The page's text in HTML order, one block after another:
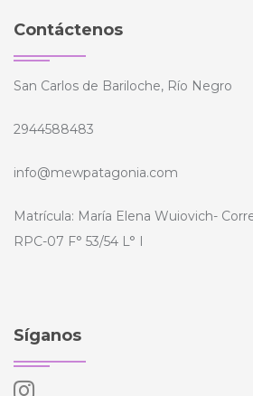
Contáctenos
San Carlos de Bariloche, Río Negro
2944588483
info@mewpatagonia.com
Matrícula: María Elena Wuiovich-
RPC-07 F° 53/54 L° I
Síganos